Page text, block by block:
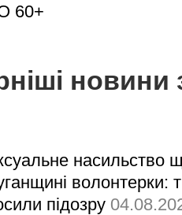
60+
новини
насильство
волонтерки:
підозру